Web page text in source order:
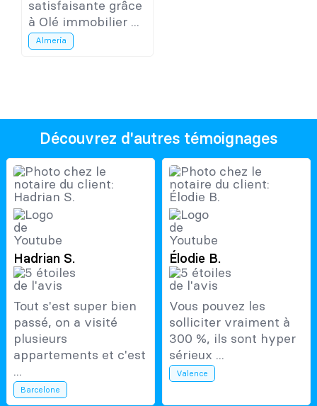
satisfaisante grâce
à Olé immobilier ...
Almería
Découvrez d'autres témoignages
Hadrian S.
Tout s'est super bien
passé, on a visité
plusieurs
appartements et c'est
...
Barcelone
Élodie B.
Vous pouvez les
solliciter vraiment à
300 %, ils sont hyper
sérieux ...
Valence